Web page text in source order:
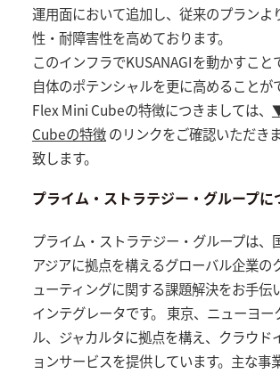
運用面において追加し、従来のプランよ
性・耐障害性を高めております。
このインフラでKUSANAGIを動かすこと
自体のポテンシャルを更に高めることが
Flex Mini Cubeの特徴につきましては、
Cubeの特徴のリンクをご確認いただき
致します。
プライム・ストラテジー・グループに
プライム・ストラテジー・グループは、
アジアに拠点を構えるグローバル企業の
ューティングに関する課題解決をお手伝
インテグレータです。 東京、ニューヨー
ル、ジャカルタに拠点を構え、クラウド
ョンサービスを提供しています。主な事